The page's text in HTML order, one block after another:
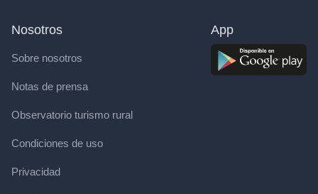
Nosotros
Sobre nosotros
Notas de prensa
Observatorio turismo rural
Condiciones de uso
Privacidad
App